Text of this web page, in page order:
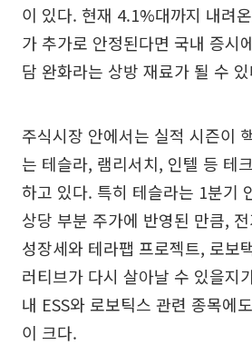
이 있다. 현재 4.1%대까지 내려
가 추가로 안정된다면 국내 증시
담 완화라는 상방 재료가 될 수
주식시장 안에서는 실적 시즌이
는 테슬라, 램리서치, 인텔 등 테
하고 있다. 특히 테슬라는 1분기
상당 부분 주가에 반영된 만큼,
성장세와 테라팹 프로젝트, 로보
러티브가 다시 살아날 수 있을지
내 ESS와 로보틱스 관련 종목에
이 크다.